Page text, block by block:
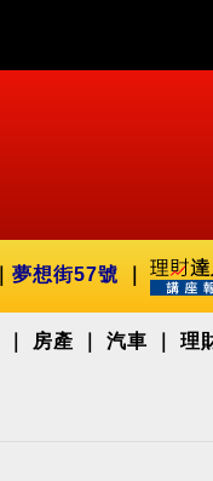
夢想街57號
房產 汽車 理